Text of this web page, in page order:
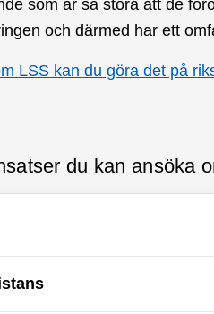
som är så stora att de
och därmed har ett
LSS kan du göra det på
du kan ansöka